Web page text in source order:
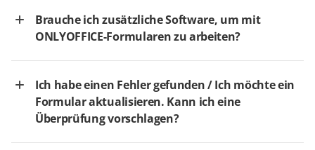
Brauche ich zusätzliche Software, um mit
ONLYOFFICE-Formularen zu arbeiten?
Ich habe einen Fehler gefunden / Ich möchte ein
Formular aktualisieren. Kann ich eine
Überprüfung vorschlagen?